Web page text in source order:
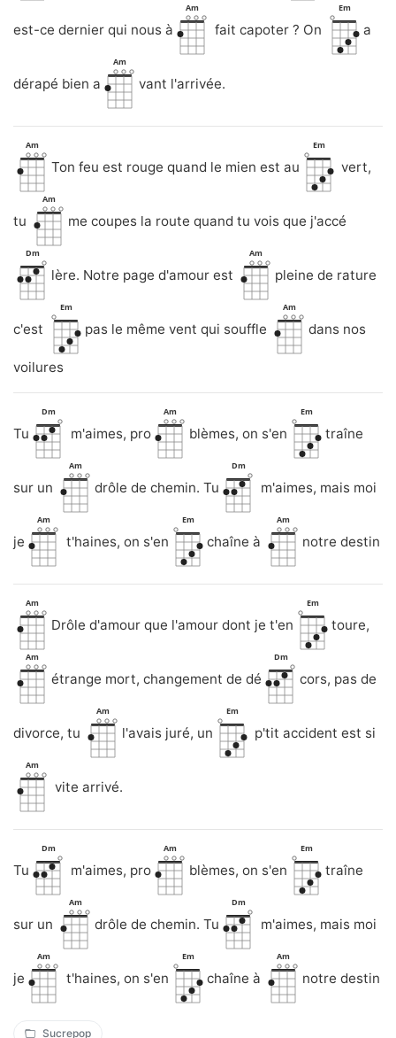
est-ce dernier qui nous à
Am
fait capoter ? On
Em
a
dérapé bien a
Am
vant l'arrivée.
Am
Ton feu est rouge quand le mien est au
Em
vert,
tu
Am
me coupes la route quand tu vois que j'accé
Dm
lère. Notre page d'amour est
Am
pleine de rature
c'est
Em
pas le même vent qui souffle
Am
dans nos
voilures
Tu
Dm
m'aimes, pro
Am
blèmes, on s'en
Em
traîne
sur un
Am
drôle de chemin. Tu
Dm
m'aimes, mais moi
je
Am
t'haines, on s'en
Em
chaîne à
Am
notre destin
Am
Drôle d'amour que l'amour dont je t'en
Em
toure,
Am
étrange mort, changement de dé
Dm
cors, pas de
divorce, tu
Am
l'avais juré, un
Em
p'tit accident est si
Am
vite arrivé.
Tu
Dm
m'aimes, pro
Am
blèmes, on s'en
Em
traîne
sur un
Am
drôle de chemin. Tu
Dm
m'aimes, mais moi
je
Am
t'haines, on s'en
Em
chaîne à
Am
notre destin
Sucrepop